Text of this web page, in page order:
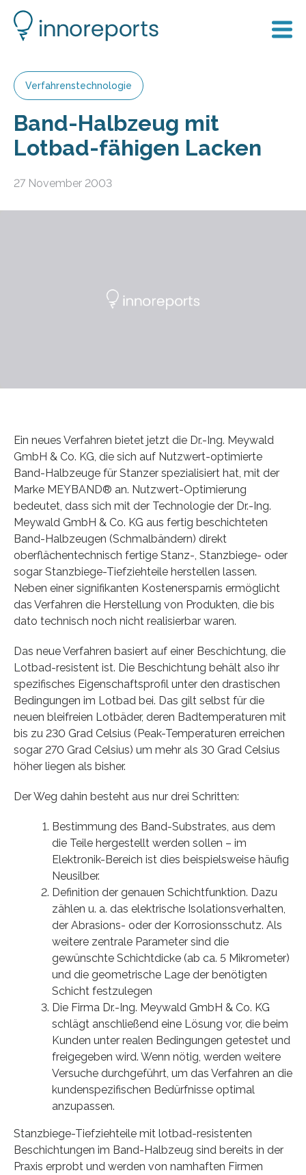
Verfahrenstechnologie
Band-Halbzeug mit
Lotbad-fähigen Lacken
27 November 2003
Ein neues Verfahren bietet jetzt die Dr.-Ing. Meywald
GmbH & Co. KG, die sich auf Nutzwert-optimierte
Band-Halbzeuge für Stanzer spezialisiert hat, mit der
Marke MEYBAND® an. Nutzwert-Optimierung
bedeutet, dass sich mit der Technologie der Dr.-Ing.
Meywald GmbH & Co. KG aus fertig beschichteten
Band-Halbzeugen (Schmalbändern) direkt
oberflächentechnisch fertige Stanz-, Stanzbiege- oder
sogar Stanzbiege-Tiefziehteile herstellen lassen.
Neben einer signifikanten Kostenersparnis ermöglicht
das Verfahren die Herstellung von Produkten, die bis
dato technisch noch nicht realisierbar waren.
Das neue Verfahren basiert auf einer Beschichtung, die
Lotbad-resistent ist. Die Beschichtung behält also ihr
spezifisches Eigenschaftsprofil unter den drastischen
Bedingungen im Lotbad bei. Das gilt selbst für die
neuen bleifreien Lotbäder, deren Badtemperaturen mit
bis zu 230 Grad Celsius (Peak-Temperaturen erreichen
sogar 270 Grad Celsius) um mehr als 30 Grad Celsius
höher liegen als bisher.
Der Weg dahin besteht aus nur drei Schritten:
Bestimmung des Band-Substrates, aus dem
die Teile hergestellt werden sollen – im
Elektronik-Bereich ist dies beispielsweise häufig
Neusilber.
Definition der genauen Schichtfunktion. Dazu
zählen u. a. das elektrische Isolationsverhalten,
der Abrasions- oder der Korrosionsschutz. Als
weitere zentrale Parameter sind die
gewünschte Schichtdicke (ab ca. 5 Mikrometer)
und die geometrische Lage der benötigten
Schicht festzulegen
Die Firma Dr.-Ing. Meywald GmbH & Co. KG
schlägt anschließend eine Lösung vor, die beim
Kunden unter realen Bedingungen getestet und
freigegeben wird. Wenn nötig, werden weitere
Versuche durchgeführt, um das Verfahren an die
kundenspezifischen Bedürfnisse optimal
anzupassen.
Stanzbiege-Tiefziehteile mit lotbad-resistenten
Beschichtungen im Band-Halbzeug sind bereits in der
Praxis erprobt und werden von namhaften Firmen